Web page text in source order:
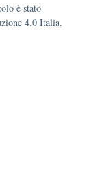
è stato
4.0 Italia.